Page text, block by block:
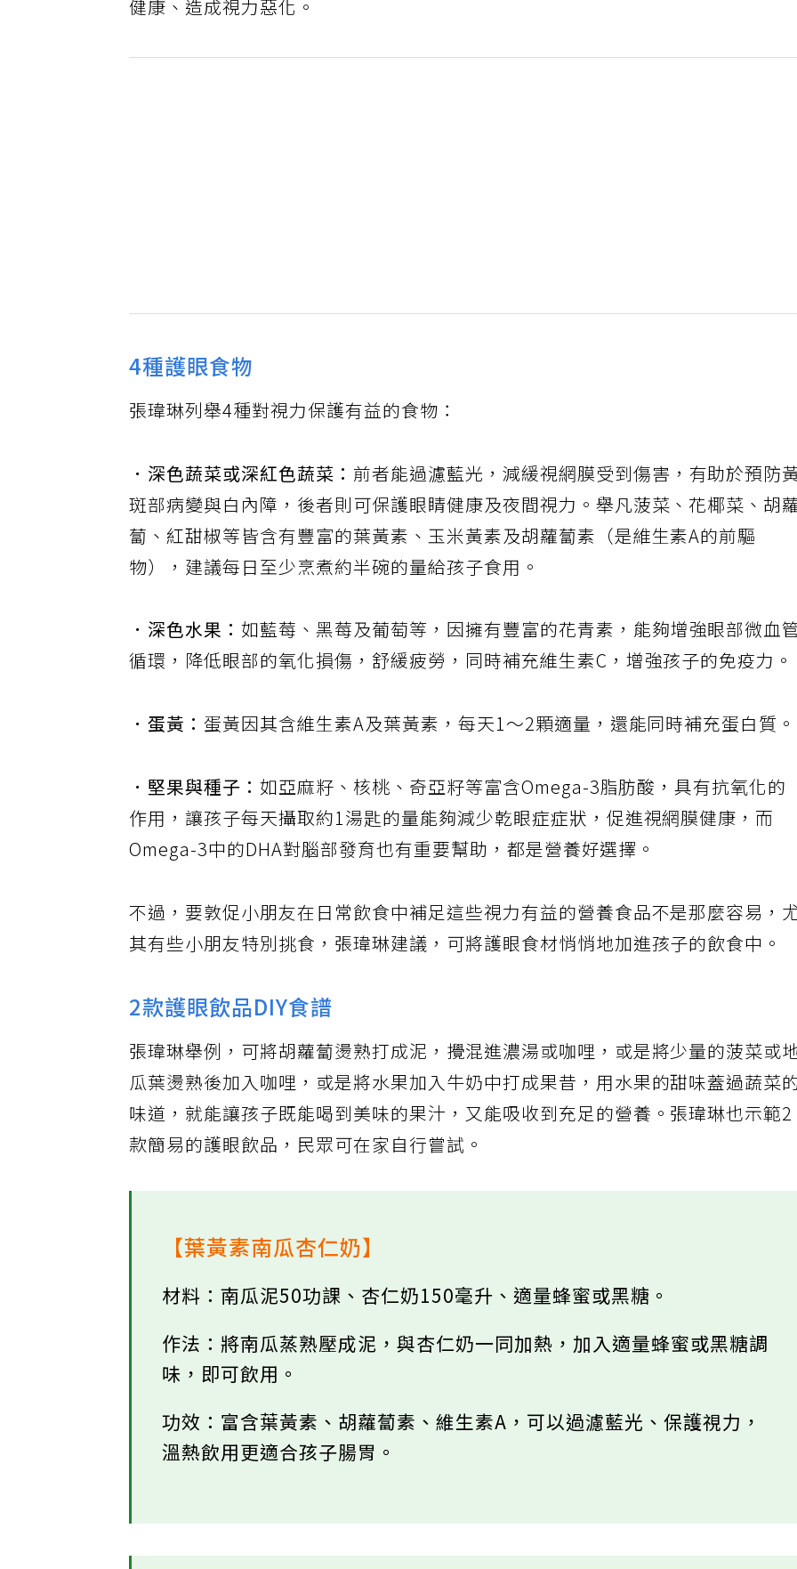
健康、造成視力惡化。
4種護眼食物
張瑋琳列舉4種對視力保護有益的食物：
．深色蔬菜或深紅色蔬菜：前者能過濾藍光，減緩視網膜受到傷害，有助於預防
斑部病變與白內障，後者則可保護眼睛健康及夜間視力。舉凡菠菜、花椰菜、胡
蔔、紅甜椒等皆含有豐富的葉黃素、玉米黃素及胡蘿蔔素（是維生素A的前驅
物），建議每日至少烹煮約半碗的量給孩子食用。
．深色水果： 如藍莓、黑莓及葡萄等，因擁有豐富的花青素，能夠增強眼部微血管
循環，降低眼部的氧化損傷，舒緩疲勞，同時補充維生素C，增強孩子的免疫力。
．蛋黃： 蛋黃因其含維生素A及葉黃素，每天1～2顆適量，還能同時補充蛋白質。
．堅果與種子：如亞麻籽、核桃、奇亞籽等富含Omega-3脂肪酸，具有抗氧化的
作用，讓孩子每天攝取約1湯匙的量能夠減少乾眼症症狀，促進視網膜健康，而
Omega-3中的DHA對腦部發育也有重要幫助，都是營養好選擇。
不過，要敦促小朋友在日常飲食中補足這些視力有益的營養食品不是那麼容易，
其有些小朋友特別挑食，張瑋琳建議，可將護眼食材悄悄地加進孩子的飲食中。
2款護眼飲品DIY食譜
張瑋琳舉例，可將胡蘿蔔燙熟打成泥，攪混進濃湯或咖哩，或是將少量的菠菜或
瓜葉燙熟後加入咖哩，或是將水果加入牛奶中打成果昔，用水果的甜味蓋過蔬菜的
味道，就能讓孩子既能喝到美味的果汁，又能吸收到充足的營養。張瑋琳也示範2
款簡易的護眼飲品，民眾可在家自行嘗試。
【葉黃素南瓜杏仁奶】
材料：南瓜泥50功課、杏仁奶150毫升、適量蜂蜜或黑糖。
作法：將南瓜蒸熟壓成泥，與杏仁奶一同加熱，加入適量蜂蜜或黑糖調
味，即可飲用。
功效：富含葉黃素、胡蘿蔔素、維生素A，可以過濾藍光、保護視力，
溫熱飲用更適合孩子腸胃。